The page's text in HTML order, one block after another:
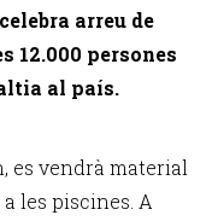
arreu de
12.000 persones
al país.
es vendrà material
les piscines. A